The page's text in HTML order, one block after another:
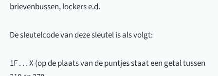
brievenbussen, lockers e.d.
De sleutelcode van deze sleutel is als volgt:
1F . . . X (op de plaats van de puntjes staat een getal tussen